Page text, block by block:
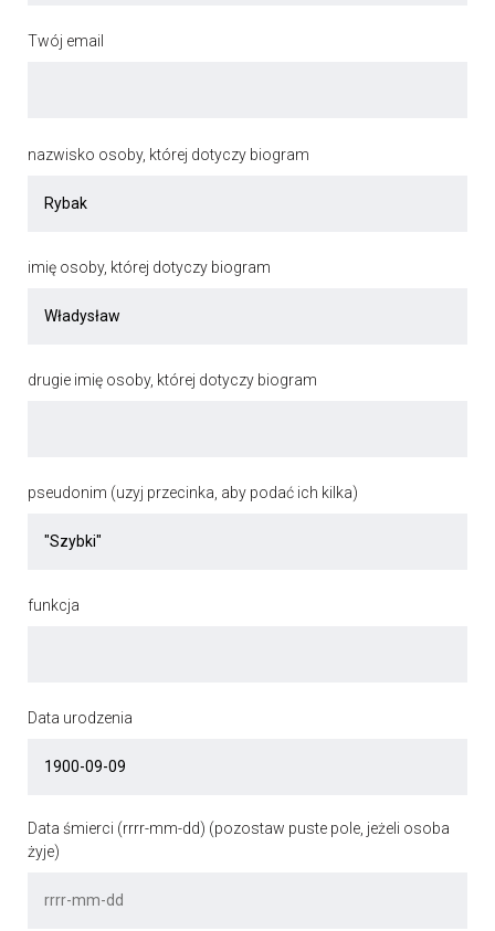
Twój email
nazwisko osoby, której dotyczy biogram
imię osoby, której dotyczy biogram
drugie imię osoby, której dotyczy biogram
pseudonim (uzyj przecinka, aby podać ich kilka)
funkcja
Data urodzenia
Data śmierci (rrrr-mm-dd) (pozostaw puste pole, jeżeli osoba
żyje)